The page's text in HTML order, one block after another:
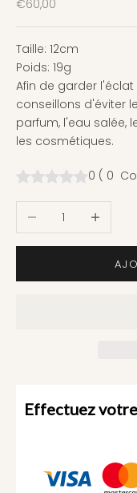
Prix de vente
€60,00
Taille: 12cm
Poids: 19g
Afin de garder
conseillons d'éviter
parfum, l'eau salée,
les cosmétiques.
0 ( 0
Diminuer la quantité
Effectuez